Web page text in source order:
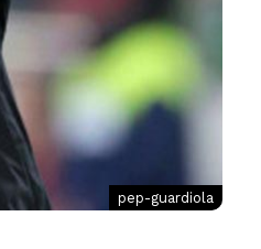
pep-guardiola